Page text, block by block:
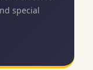
special